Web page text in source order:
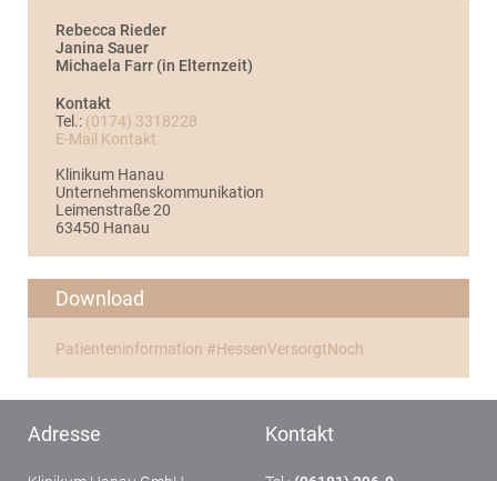
Rebecca Rieder
Janina Sauer
Michaela Farr (in Elternzeit)
Kontakt
Tel.: (0174) 3318228
E-Mail Kontakt
Klinikum Hanau
Unternehmenskommunikation
Leimenstraße 20
63450 Hanau
Download
Patienteninformation #HessenVersorgtNoch
Adresse Kontakt